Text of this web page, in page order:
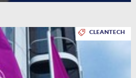
CLEANTECH